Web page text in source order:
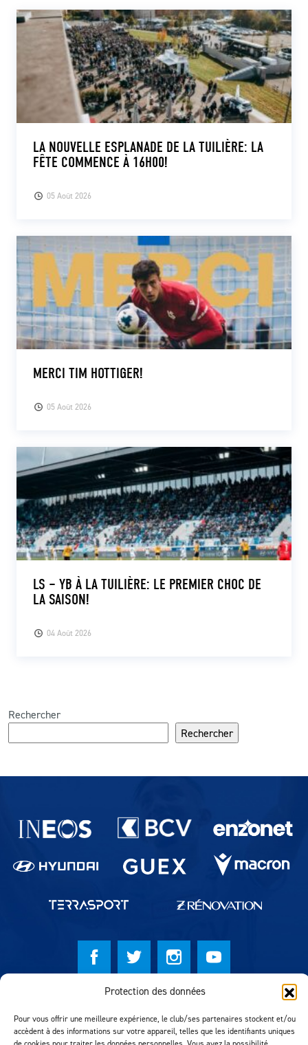
Protection des données
Pour vous offrir une meilleure expérience, le club/ses partenaires stockent et/ou
accèdent à des informations sur votre appareil, telles que les identifiants uniques
05 Août 2026
LA NOUVELLE ESPLANADE DE LA TUILIÈRE: LA
FÊTE COMMENCE À 16H00!
05 Août 2026
MERCI TIM HOTTIGER!
04 Août 2026
LS – YB À LA TUILIÈRE: LE PREMIER CHOC DE
LA SAISON!
Rechercher
Rechercher
Partenaires du lausanne-Sport
© Lausanne Sport Football Club 2026
Réalisation MTM Agency